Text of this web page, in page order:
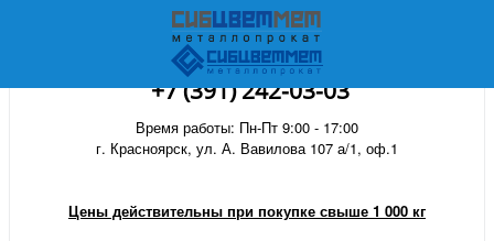
+7 (391) 242-03-03
Время работы: Пн-Пт 9:00 - 17:00
г. Красноярск, ул. А. Вавилова 107 а/1, оф.1
Цены действительны при покупке свыше 1 000 кг